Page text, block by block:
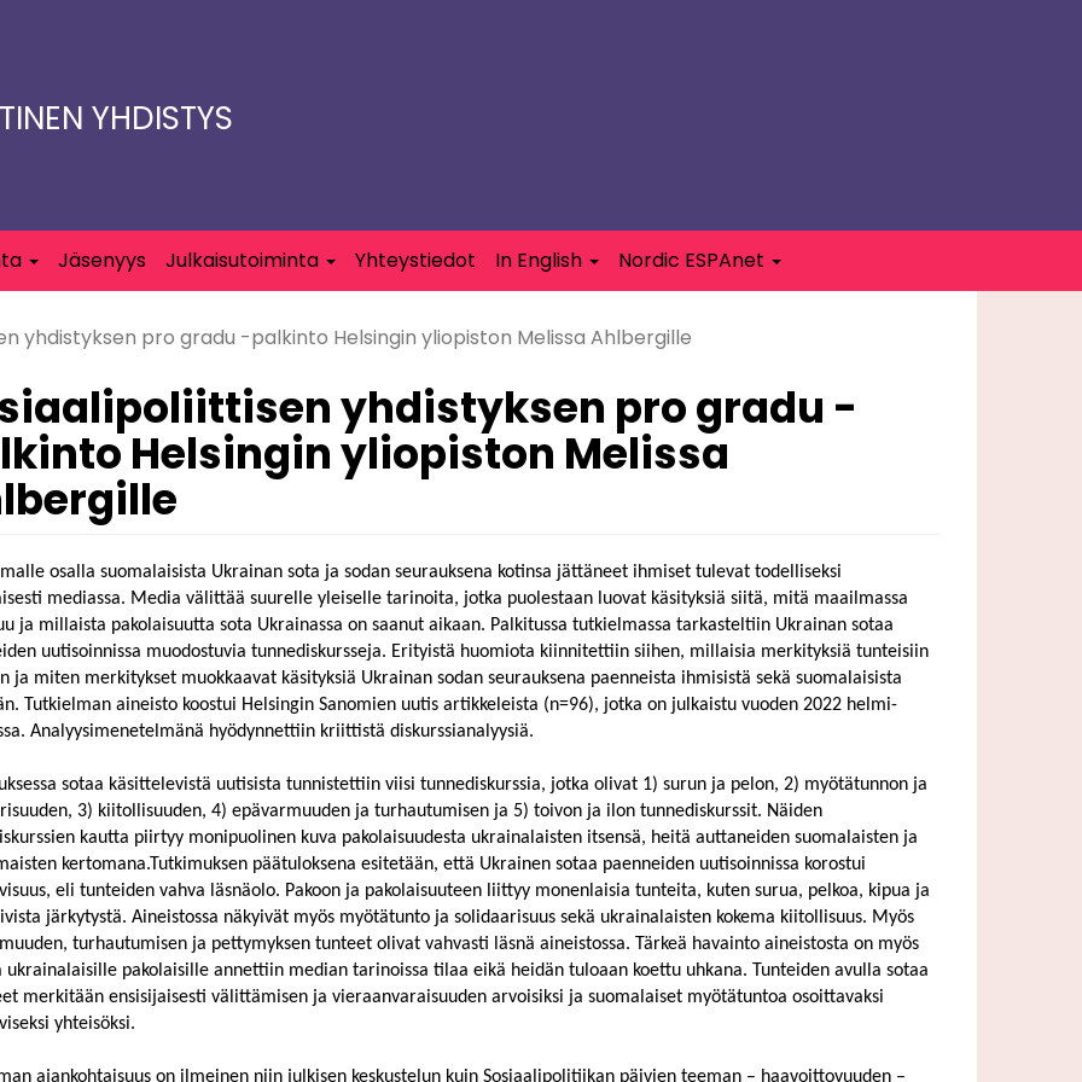
YHDISTYS
Jäsenyys Julkaisutoiminta Yhteystiedot In English Nordic ESPAnet
yhdistyksen pro gradu -palkinto Helsingin yliopiston Melissa Ahlbergille
yhdistyksen pro gradu -
Helsingin yliopiston Melissa
osalla suomalaisista Ukrainan sota ja sodan seurauksena kotinsa jättäneet ihmiset tulevat todelliseksi
mediassa. Media välittää suurelle yleiselle tarinoita, jotka puolestaan luovat käsityksiä siitä, mitä maailmassa
ja millaista pakolaisuutta sota Ukrainassa on saanut aikaan. Palkitussa tutkielmassa tarkasteltiin Ukrainan sotaa
uutisoinnissa muodostuvia tunnediskursseja. Erityistä huomiota kiinnitettiin siihen, millaisia merkityksiä tunteisiin
ja miten merkitykset muokkaavat käsityksiä Ukrainan sodan seurauksena paenneista ihmisistä sekä suomalaisista
Tutkielman aineisto koostui Helsingin Sanomien uutis artikkeleista (n=96), jotka on julkaistu vuoden 2022 helmi-
Analyysimenetelmänä hyödynnettiin kriittistä diskurssianalyysiä.
sotaa käsittelevistä uutisista tunnistettiin viisi tunnediskurssia, jotka olivat 1) surun ja pelon, 2) myötätunnon ja
3) kiitollisuuden, 4) epävarmuuden ja turhautumisen ja 5) toivon ja ilon tunnediskurssit. Näiden
kautta piirtyy monipuolinen kuva pakolaisuudesta ukrainalaisten itsensä, heitä auttaneiden suomalaisten ja
kertomana.Tutkimuksen päätuloksena esitetään, että Ukrainen sotaa paenneiden uutisoinnissa korostui
eli tunteiden vahva läsnäolo. Pakoon ja pakolaisuuteen liittyy monenlaisia tunteita, kuten surua, pelkoa, kipua ja
järkytystä. Aineistossa näkyivät myös myötätunto ja solidaarisuus sekä ukrainalaisten kokema kiitollisuus. Myös
turhautumisen ja pettymyksen tunteet olivat vahvasti läsnä aineistossa. Tärkeä havainto aineistosta on myös
ukrainalaisille pakolaisille annettiin median tarinoissa tilaa eikä heidän tuloaan koettu uhkana. Tunteiden avulla sotaa
merkitään ensisijaisesti välittämisen ja vieraanvaraisuuden arvoisiksi ja suomalaiset myötätuntoa osoittavaksi
yhteisöksi.
ajankohtaisuus on ilmeinen niin julkisen keskustelun kuin Sosiaalipolitiikan päivien teeman – haavoittovuuden –